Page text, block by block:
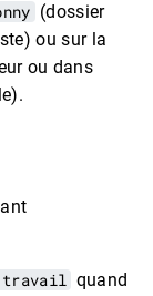
(dossier
ou sur la
ou dans
travail quand